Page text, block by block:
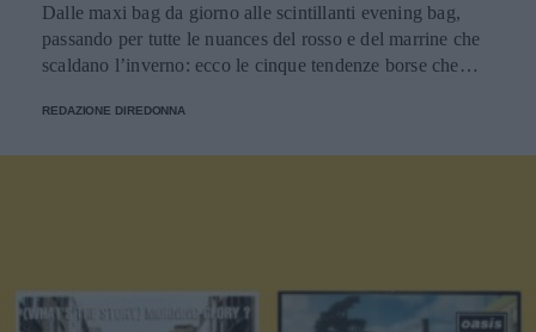
Dalle maxi bag da giorno alle scintillanti evening bag,
passando per tutte le nuances del rosso e del marrine che
scaldano l’inverno: ecco le cinque tendenze borse che
REDAZIONE DIREDONNA